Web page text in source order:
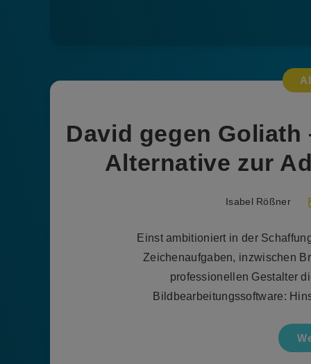
David gegen
Alternative zur
Isabel Rößner
Einst ambitioniert in der
Zeichenaufgaben, inzwischen
professionellen Gestalter
Bildbearbeitungssoftware: